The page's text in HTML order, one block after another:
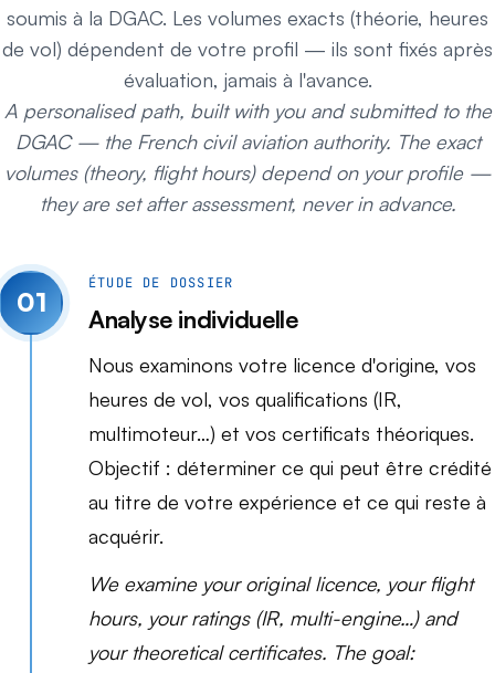
soumis à la DGAC. Les volumes exacts (théorie, heures
de vol) dépendent de votre profil — ils sont fixés après
évaluation, jamais à l'avance.
A personalised path, built with you and submitted to the
DGAC — the French civil aviation authority. The exact
volumes (theory, flight hours) depend on your profile —
they are set after assessment, never in advance.
01
ÉTUDE DE DOSSIER
Analyse individuelle
Nous examinons votre licence d'origine, vos
heures de vol, vos qualifications (IR,
multimoteur…) et vos certificats théoriques.
Objectif : déterminer ce qui peut être crédité
au titre de votre expérience et ce qui reste à
acquérir.
We examine your original licence, your flight
hours, your ratings (IR, multi-engine…) and
your theoretical certificates. The goal: